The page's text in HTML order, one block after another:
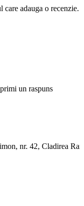
adauga o recenzie.
un raspuns
nr. 42, Cladirea